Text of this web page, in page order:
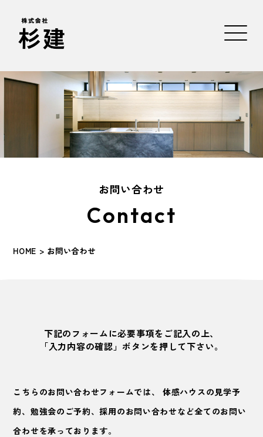
お問い合わせ
Contact
HOME > お問い合わせ
下記のフォームに必要事項をご記入の上、
「入力内容の確認」ボタンを押して下さい。
こちらのお問い合わせフォームでは、
体感ハウスの見学予
約、勉強会のご予約、採用のお問い合わせなど全てのお問い
合わせを承っております。